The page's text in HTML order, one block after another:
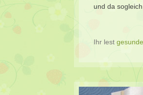
und da
Ihr lest